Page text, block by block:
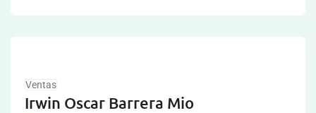
Ventas
Irwin Oscar Barrera Mio